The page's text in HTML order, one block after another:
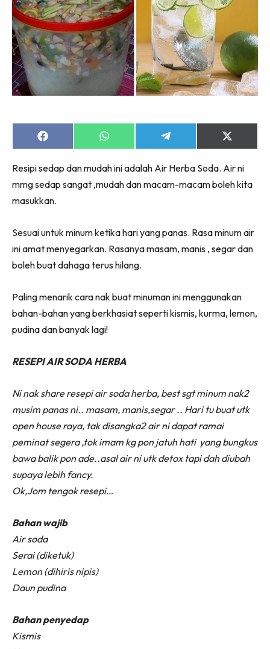
Share
on
Share
on
Share
on
Share
on
(Twitter)
Resipi sedap dan mudah ini adalah Air Herba Soda. Air ni
mmg sedap sangat ,mudah dan macam-macam boleh kita
masukkan.
Sesuai untuk minum ketika hari yang panas. Rasa minum air
ini amat menyegarkan. Rasanya masam, manis , segar dan
boleh buat dahaga terus hilang.
Paling menarik cara nak buat minuman ini menggunakan
bahan-bahan yang berkhasiat seperti kismis, kurma, lemon,
pudina dan banyak lagi!
RESEPI AIR SODA HERBA
Ni nak share resepi air soda herba, best sgt minum nak2
musim panas ni.. masam, manis,segar .. Hari tu buat utk
open house raya, tak disangka2 air ni dapat ramai
peminat segera ,tok imam kg pon jatuh hati yang bungkus
bawa balik pon ade..asal air ni utk detox tapi dah diubah
supaya lebih fancy.
Ok,Jom tengok resepi…
Bahan wajib
Air soda
Serai (diketuk)
Lemon (dihiris nipis)
Daun pudina
Bahan penyedap
Kismis